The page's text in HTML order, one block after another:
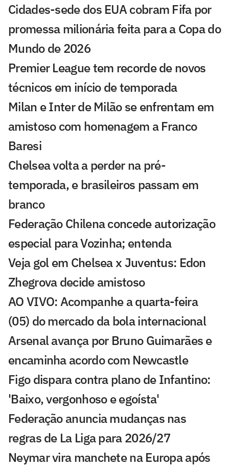
Cidades-sede dos EUA cobram Fifa por
promessa milionária feita para a Copa do
Mundo de 2026
Premier League tem recorde de novos
técnicos em início de temporada
Milan e Inter de Milão se enfrentam em
amistoso com homenagem a Franco
Baresi
Chelsea volta a perder na pré-
temporada, e brasileiros passam em
branco
Federação Chilena concede autorização
especial para Vozinha; entenda
Veja gol em Chelsea x Juventus: Edon
Zhegrova decide amistoso
AO VIVO: Acompanhe a quarta-feira
(05) do mercado da bola internacional
Arsenal avança por Bruno Guimarães e
encaminha acordo com Newcastle
Figo dispara contra plano de Infantino:
'Baixo, vergonhoso e egoísta'
Federação anuncia mudanças nas
regras de La Liga para 2026/27
Neymar vira manchete na Europa após